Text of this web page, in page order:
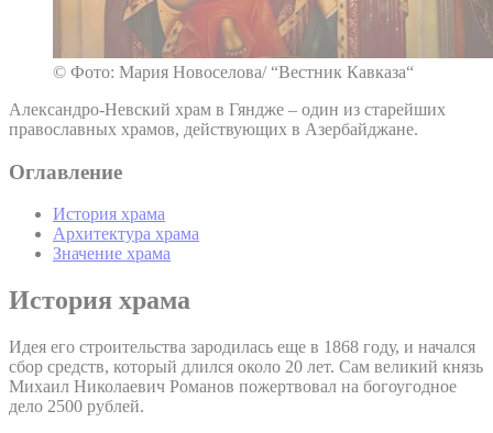
© Фото: Мария Новоселова/ “Вестник Кавказа“
Александро-Невский храм в Гяндже – один из старейших
православных храмов, действующих в Азербайджане.
Оглавление
История храма
Архитектура храма
Значение храма
История храма
Идея его строительства зародилась еще в 1868 году, и начался
сбор средств, который длился около 20 лет. Сам великий князь
Михаил Николаевич Романов пожертвовал на богоугодное
дело 2500 рублей.